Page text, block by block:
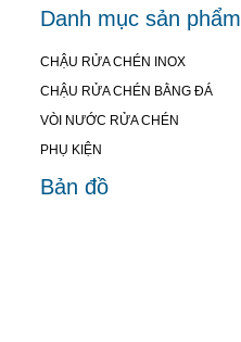
Danh mục sản phẩm
CHẬU RỬA CHÉN INOX
CHẬU RỬA CHÉN BẰNG ĐÁ
VÒI NƯỚC RỬA CHÉN
PHỤ KIỆN
Bản đồ